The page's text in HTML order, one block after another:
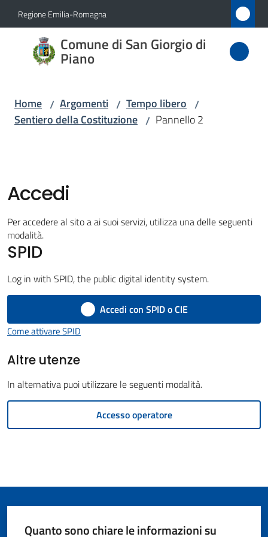
Vai al contenuto
Vai alla navigazione
Vai al footer
Regione Emilia-Romagna
Comune di San Giorgio di
Piano
Comune
di San
Novità
Servizi
Vivere
Giorgio
di
Amministrazione
P
Home / Argomenti / Tempo libero /
Sentiero della Costituzione / Pannello 2
Accedi
Per accedere al sito a ai suoi servizi, utilizza una delle seguenti
modalità.
SPID
Log in with SPID, the public digital identity system.
Accedi con SPID o CIE
Come attivare SPID
Altre utenze
In alternativa puoi utilizzare le seguenti modalità.
Accesso operatore
Quanto sono chiare le informazioni su